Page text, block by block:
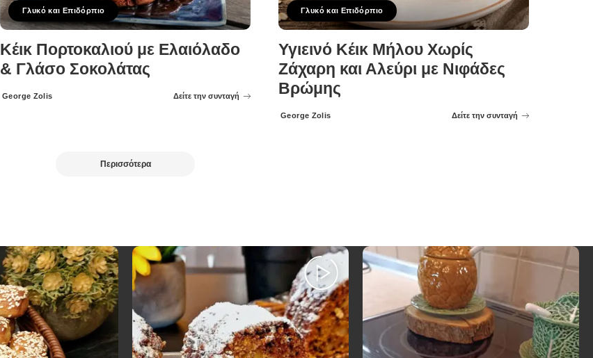
Γλυκό και Επιδόρπιο
Κέικ Πορτοκαλιού με Ελαιόλαδο
& Γλάσο Σοκολάτας
Posted
George Zolis Δείτε την συνταγή
Γλυκό και Επιδόρπιο
Υγιεινό Κέικ Μήλου Χωρίς
Ζάχαρη και Αλεύρι με Νιφάδες
Βρώμης
Posted
George Zolis Δείτε την συνταγή
Περισσότερα